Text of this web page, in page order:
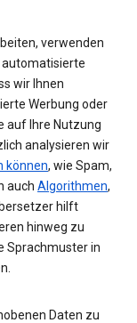
verwenden
automatisierte
wir Ihnen
Werbung oder
auf Ihre Nutzung
analysieren wir
können, wie Spam,
auch Algorithmen,
hilft
hinweg zu
Sprachmuster in
Daten zu